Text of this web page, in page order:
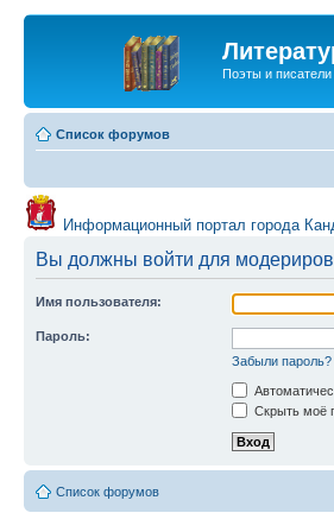
Поэты и
Список форумов
Информационный портал города
Вы должны войти для
Имя пользователя:
Пароль:
Забыли пароль?
Скрыть моё
Список форумов